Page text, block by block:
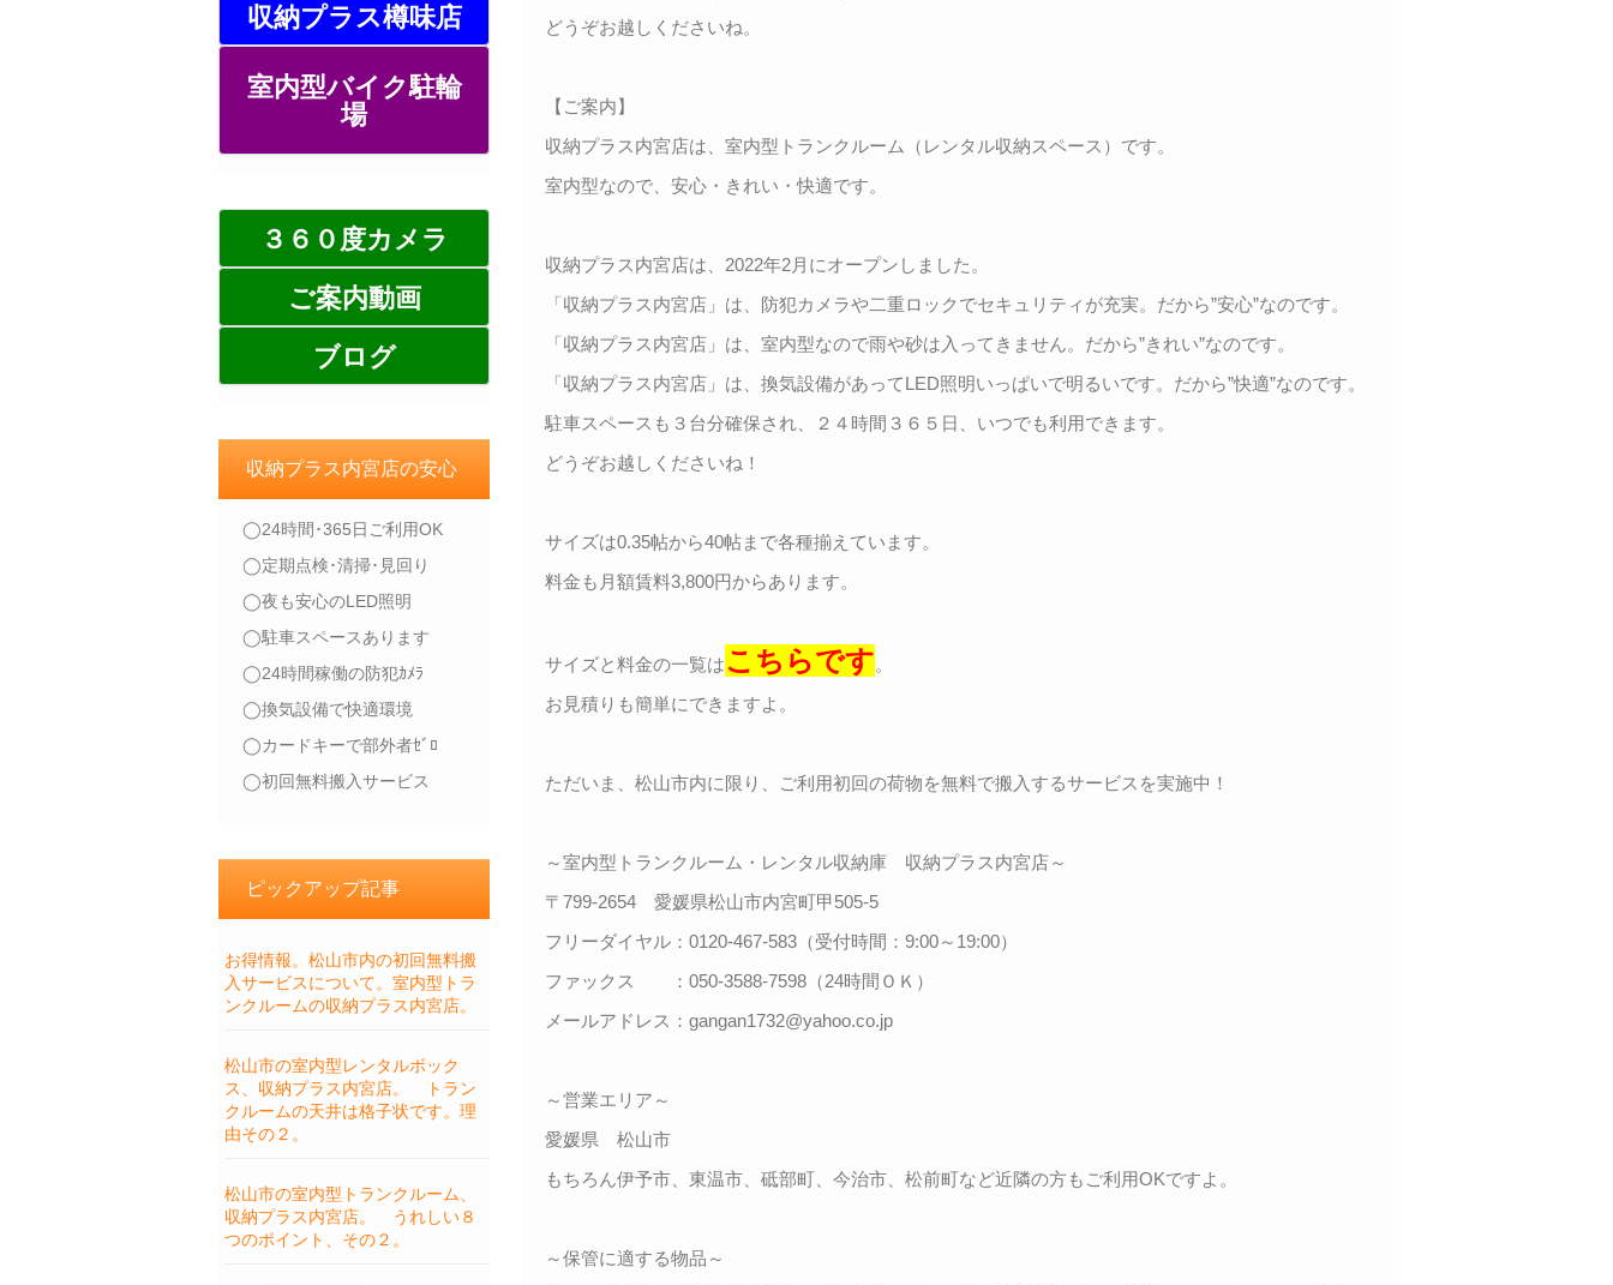
収納プラス樽味店
室内型バイク駐輪
場
３６０度カメラ
ご案内動画
ブログ
収納プラス内宮店の安心
◯24時間･365日ご利用OK
◯定期点検･清掃･見回り
◯夜も安心のLED照明
◯駐車スペースあります
◯24時間稼働の防犯ｶﾒﾗ
◯換気設備で快適環境
◯カードキーで部外者ｾﾞﾛ
◯初回無料搬入サービス
ピックアップ記事
お得情報。松山市内の初回無料搬
入サービスについて。室内型トラ
ンクルームの収納プラス内宮店。
松山市の室内型レンタルボック
ス、収納プラス内宮店。 トラン
クルームの天井は格子状です。理
由その２。
松山市の室内型トランクルーム、
収納プラス内宮店。 うれしい８
つのポイント、その２。
どうぞお越しくださいね。
【ご案内】
収納プラス内宮店は、室内型トランクルーム（レンタル収納スペース）です。
室内型なので、安心・きれい・快適です。
収納プラス内宮店は、2022年2月にオープンしました。
「収納プラス内宮店」は、防犯カメラや二重ロックでセキュリティが充実。だから”安心”なのです。
「収納プラス内宮店」は、室内型なので雨や砂は入ってきません。だから”きれい”なのです。
「収納プラス内宮店」は、換気設備があってLED照明いっぱいで明るいです。だから”快適”なのです。
駐車スペースも３台分確保され、２４時間３６５日、いつでも利用できます。
どうぞお越しくださいね！
サイズは0.35帖から40帖まで各種揃えています。
料金も月額賃料3,800円からあります。
サイズと料金の一覧はこちらです。
お見積りも簡単にできますよ。
ただいま、松山市内に限り、ご利用初回の荷物を無料で搬入するサービスを実施中！
～室内型トランクルーム・レンタル収納庫 収納プラス内宮店～
〒799-2654 愛媛県松山市内宮町甲505-5
フリーダイヤル：0120-467-583（受付時間：9:00～19:00）
ファックス ：050-3588-7598（24時間ＯＫ）
メールアドレス：gangan1732@yahoo.co.jp
～営業エリア～
愛媛県 松山市
もちろん伊予市、東温市、砥部町、今治市、松前町など近隣の方もご利用OKですよ。
～保管に適する物品～